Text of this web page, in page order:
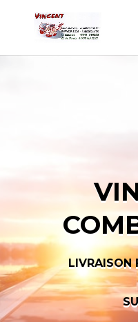
LIVRAISON